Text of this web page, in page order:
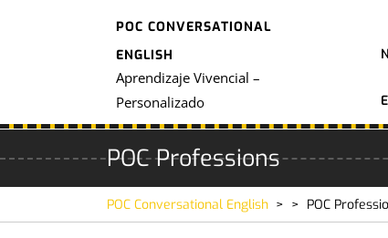
POC CONVERSATIONAL
ENGLISH
Aprendizaje Vivencial –
Personalizado
POC Professions
POC Conversational English > > POC